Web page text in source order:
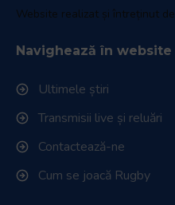
Website realizat și întreținut de
Navighează în website
Ultimele știri
Transmisii live și reluări
Contactează-ne
Cum se joacă Rugby